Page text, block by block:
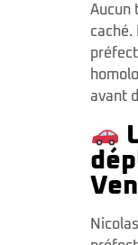
Aucun
caché.
avant